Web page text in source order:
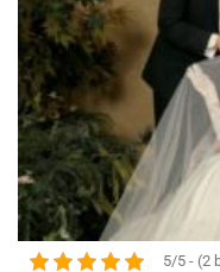
5/5 - (2